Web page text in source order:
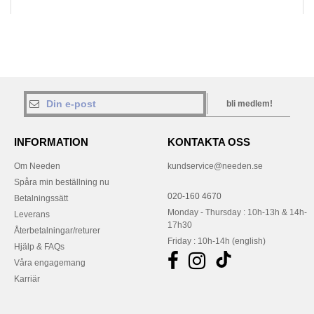
bli medlem!
INFORMATION
Om Needen
Spåra min beställning nu
Betalningssätt
Leverans
Återbetalningar/returer
Hjälp & FAQs
Våra engagemang
Karriär
KONTAKTA OSS
kundservice@needen.se
020-160 4670
Monday - Thursday : 10h-13h & 14h-
17h30
Friday : 10h-14h (english)